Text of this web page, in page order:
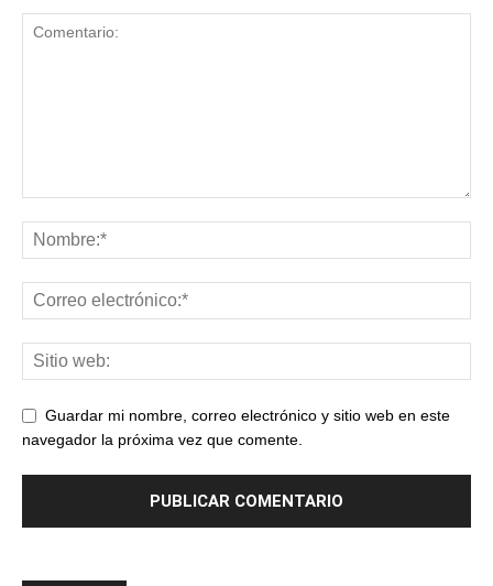
Guardar mi nombre, correo electrónico y sitio web en este
navegador la próxima vez que comente.